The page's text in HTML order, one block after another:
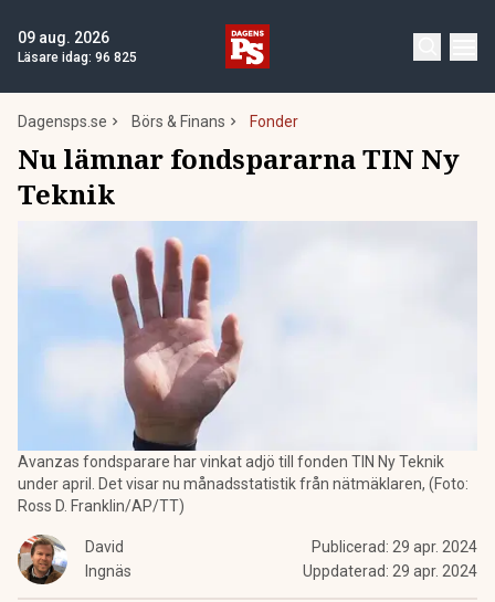
09 aug. 2026
Läsare idag: 96 825
Dagensps.se Börs & Finans Fonder
Nu lämnar fondspararna TIN Ny
Teknik
Avanzas fondsparare har vinkat adjö till fonden TIN Ny Teknik
under april. Det visar nu månadsstatistik från nätmäklaren, (Foto:
Ross D. Franklin/AP/TT)
David
Ingnäs
Publicerad: 29 apr. 2024
Uppdaterad: 29 apr. 2024